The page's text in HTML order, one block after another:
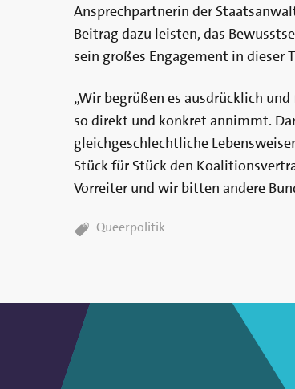
Ansprechpartnerin der
Beitrag dazu leisten, das
sein großes Engagement in dieser
„Wir begrüßen es ausdrücklich
so direkt und konkret annimmt.
gleichgeschlechtliche
Stück für Stück den
Vorreiter und wir bitten andere
TAGS:
Queerpolitik